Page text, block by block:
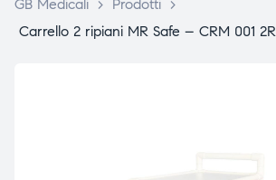
GB Medicali > Prodotti
>
Carrello 2 ripiani MR Safe – CRM 001 2R